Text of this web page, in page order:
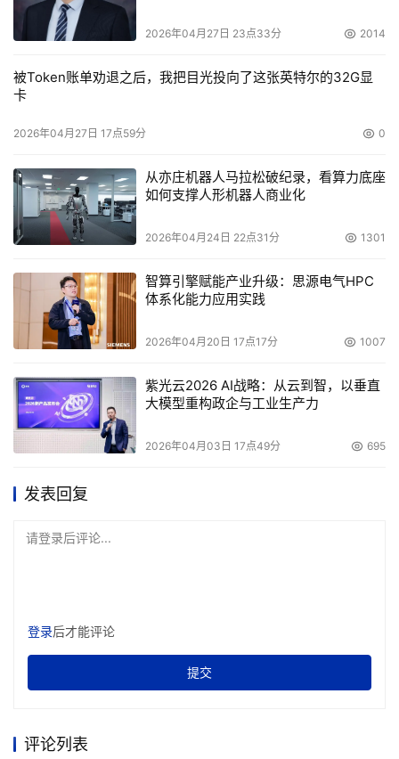
2026年04月27日 23点33分 2014
被Token账单劝退之后，我把目光投向了这张英特尔的32G显
卡
2026年04月27日 17点59分 0
从亦庄机器人马拉松破纪录，看算力底座
如何支撑人形机器人商业化
2026年04月24日 22点31分 1301
智算引擎赋能产业升级：思源电气HPC
体系化能力应用实践
2026年04月20日 17点17分 1007
紫光云2026 AI战略：从云到智，以垂直
大模型重构政企与工业生产力
2026年04月03日 17点49分 695
发表回复
请登录后评论...
登录后才能评论
提交
评论列表